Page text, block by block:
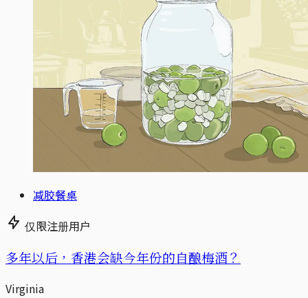
减胶餐桌
仅限注册用户
多年以后，香港会缺今年份的自酿梅酒？
Virginia